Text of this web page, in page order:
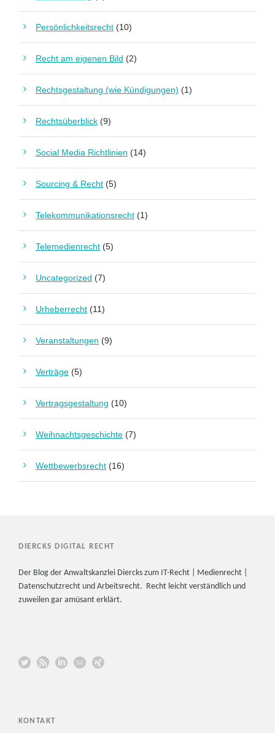
Persönlichkeitsrecht (10)
Recht am eigenen Bild (2)
Rechtsgestaltung (wie Kündigungen) (1)
Rechtsüberblick (9)
Social Media Richtlinien (14)
Sourcing & Recht (5)
Telekommunikationsrecht (1)
Telemedienrecht (5)
Uncategorized (7)
Urheberrecht (11)
Veranstaltungen (9)
Verträge (5)
Vertragsgestaltung (10)
Weihnachtsgeschichte (7)
Wettbewerbsrecht (16)
DIERCKS DIGITAL RECHT
Der Blog der Anwaltskanzlei Diercks zum IT-Recht | Medienrecht |
Datenschutzrecht und Arbeitsrecht. Recht leicht verständlich und
zuweilen gar amüsant erklärt.
KONTAKT